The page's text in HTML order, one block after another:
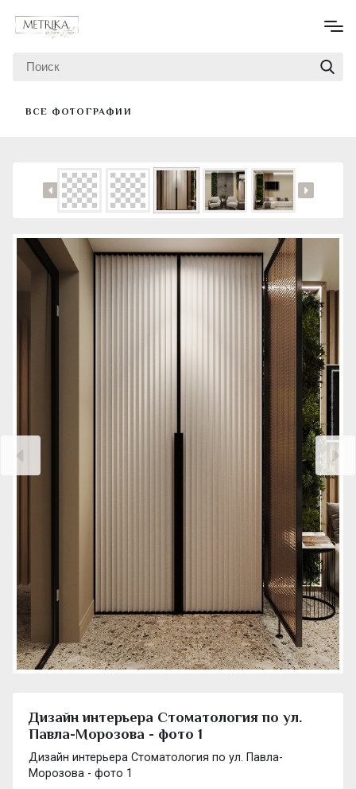
ВСЕ ФОТОГРАФИИ
Дизайн интерьера Стоматология по ул.
Павла-Морозова - фото 1
Дизайн интерьера Стоматология по ул. Павла-
Морозова - фото 1